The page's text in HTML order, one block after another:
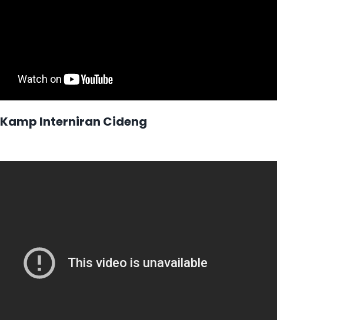
Kamp Interniran Cideng